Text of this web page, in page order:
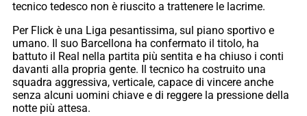
tecnico tedesco non è riuscito a trattenere le lacrime.
Per Flick è una Liga pesantissima, sul piano sportivo e
umano. Il suo Barcellona ha confermato il titolo, ha
battuto il Real nella partita più sentita e ha chiuso i conti
davanti alla propria gente. Il tecnico ha costruito una
squadra aggressiva, verticale, capace di vincere anche
senza alcuni uomini chiave e di reggere la pressione della
notte più attesa.